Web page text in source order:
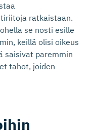
ratkaistaan.
se nosti esille
keillä olisi oikeus
saisivat paremmin
tahot, joiden